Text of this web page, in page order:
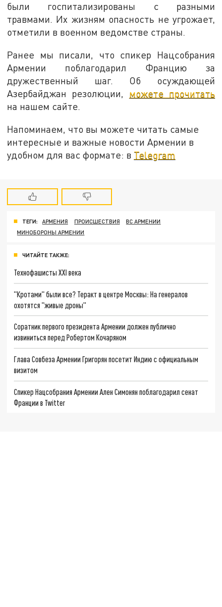
были госпитализированы с разными
травмами. Их жизням опасность не угрожает,
отметили в военном ведомстве страны.
Ранее мы писали, что спикер Нацсобрания
Армении поблагодарил Францию за
дружественный шаг. Об осуждающей
Азербайджан резолюции, можете прочитать
на нашем сайте.
Напоминаем, что вы можете читать самые
интересные и важные новости Армении в
удобном для вас формате: в Telegram
ТЕГИ: АРМЕНИЯ ПРОИСШЕСТВИЯ
ВС АРМЕНИИ
МИНОБОРОНЫ АРМЕНИИ
ЧИТАЙТЕ ТАКЖЕ:
Технофашисты XXI века
"Кротами" были все? Теракт в центре Москвы: На генералов
охотятся "живые дроны"
Соратник первого президента Армении должен публично
извиниться перед Робертом Кочаряном
Глава Совбеза Армении Григорян посетит Индию с официальным
визитом
Спикер Нацсобрания Армении Ален Симонян поблагодарил сенат
Франции в Twitter